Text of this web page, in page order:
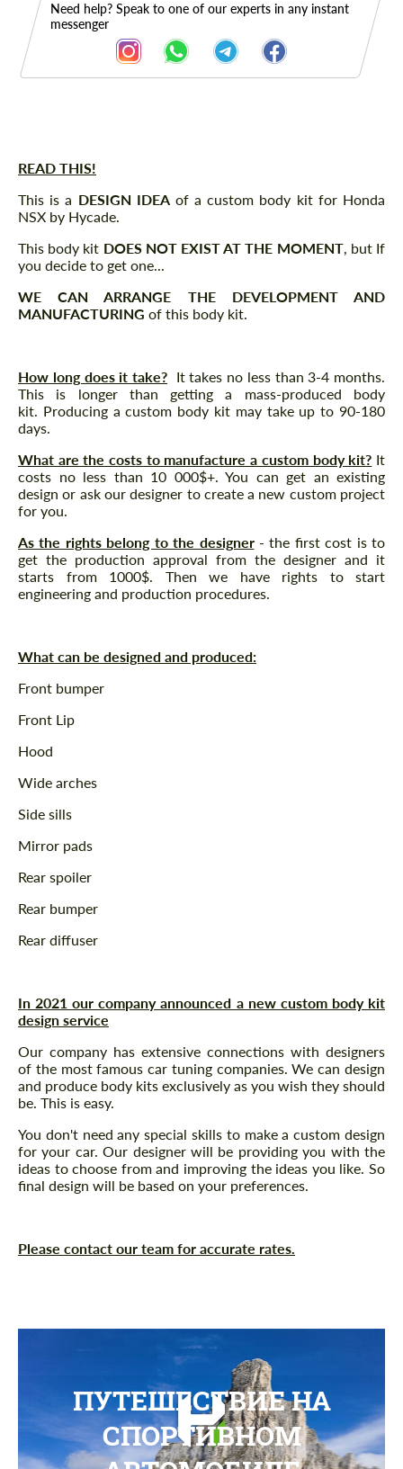
Need help? Speak to one of our experts in any instant
messenger
Описание
READ THIS!
This is a DESIGN IDEAof a custom body kit for Honda
NSX by Hycade.
This body kit DOES NOT EXIST AT THE MOMENT, but If
you decide to get one...
WE CAN ARRANGE THE DEVELOPMENT AND
MANUFACTURING of this body kit.
How long does it take? It takes no less than 3-4 months.
This is longer than getting a mass-produced body
kit. Producing a custom body kit may take up to 90-180
days.
What are the costs to manufacture a custom body kit? It
costs no less than 10 000$+. You can get an existing
design or ask our designer to create a new custom project
for you.
As the rights belong to the designer- the first cost is to
get the production approval from the designer and it
starts from 1000$. Then we have rights to start
engineering and production procedures.
What can be designed and produced:
Front bumper
Front Lip
Hood
Wide arches
Side sills
Mirror pads
Rear spoiler
Rear bumper
Rear diffuser
In 2021 our company announced a new custom body kit
design service
Our company has extensive connections with designers
of the most famous car tuning companies. We can design
and produce body kits exclusively as you wish they should
be. This is easy.
You don't need any special skills to make a custom design
for your car. Our designer will be providing you with the
ideas to choose from and improving the ideas you like. So
final design will be based on your preferences.
Please contact our team for accurate rates.
ПУТЕШЕСТВИЕ НА
СПОРТИВНОМ